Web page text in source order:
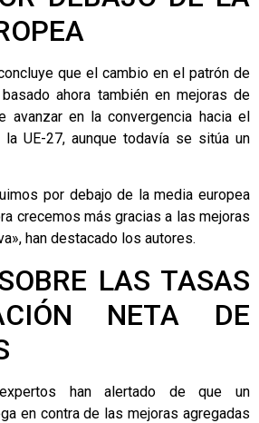
que el cambio en el patrón de
ahora también en mejoras de
avanzar en la convergencia hacia el
UE-27, aunque todavía se sitúa un
por debajo de la media europea
crecemos más gracias a las mejoras
han destacado los autores.
LAS TASAS
NETA DE
han alertado de que un
en contra de las mejoras agregadas